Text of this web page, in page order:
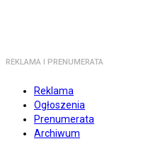
REKLAMA I PRENUMERATA
Reklama
Ogłoszenia
Prenumerata
Archiwum